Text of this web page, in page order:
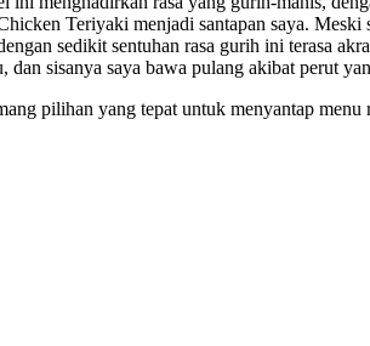
Teriyaki menjadi santapan saya. Meski
sedikit sentuhan rasa gurih ini terasa
sisanya saya bawa pulang akibat perut
pilihan yang tepat untuk menyantap menu